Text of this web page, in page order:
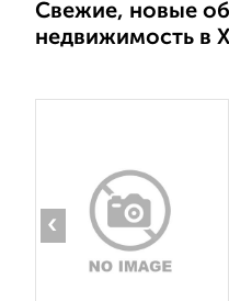
Свежие, новые
недвижимость в
‹